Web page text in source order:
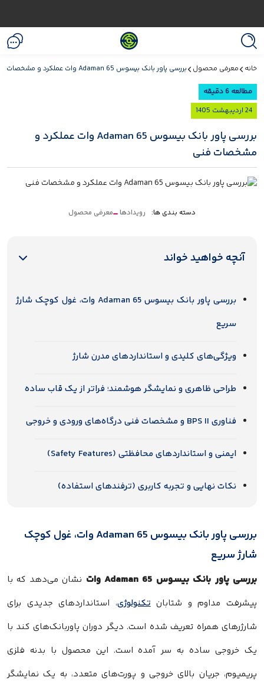
خانه معرفی محصول بررسی پاور بانک بیسوس Adaman 65 وات عملکرد و مشخصات فنی
مطالعه 6 دقیقه
24 اردیبهشت 1405
بررسی پاور بانک بیسوس Adaman 65 وات عملکرد و
مشخصات فنی
دسته بندی ها: رویدادها معرفی محصول
آنچه خواهید خواند
بررسی پاور بانک بیسوس Adaman 65 وات، غول کوچک شارژ
سریع
ویژگی‌های کلیدی و استانداردهای مدرن شارژ
طراحی ظاهری و نمایشگر هوشمند؛ فراتر از یک قاب ساده
فناوری BPS II و مشخصات فنی درگاه‌های ورودی و خروجی
ایمنی و استانداردهای محافظتی (Safety Features)
نکات نهایی و تجربه کاربری (ترفندهای استفاده)
بررسی پاور بانک بیسوس Adaman 65 وات، غول کوچک
شارژ سریع
بررسی پاور بانک بیسوس Adaman 65 وات
نشان می‌دهد که با
پیشرفت مداوم و شتابانتکنولوژی، استانداردهای جدیدی برای
شارژرهای همراه تعریف شده است. دیگر دوران پاوربانک‌های کند با
یک خروجی ساده به سر آمده است. این محصول با بدنه فلزی
پریمیوم، جریان بالای خروجی و پورت‌های متعدد، به یک نمایشگر